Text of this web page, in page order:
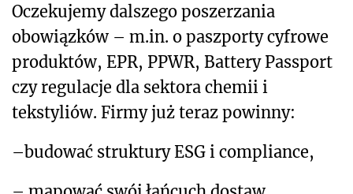
Oczekujemy dalszego poszerzania
obowiązków – m.in. o paszporty cyfrowe
produktów, EPR, PPWR, Battery Passport
czy regulacje dla sektora chemii i
tekstyliów. Firmy już teraz powinny:
–budować struktury ESG i compliance,